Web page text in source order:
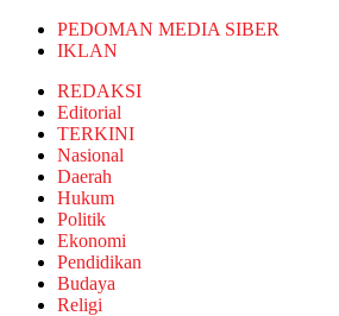
PEDOMAN MEDIA SIBER
IKLAN
REDAKSI
Editorial
TERKINI
Nasional
Daerah
Hukum
Politik
Ekonomi
Pendidikan
Budaya
Religi